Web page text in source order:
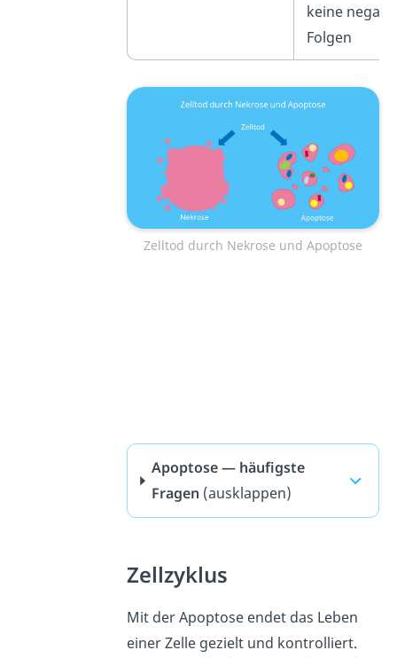
keine
Folgen
Zelltod durch Nekrose und Apoptose
Apoptose — häufigste
Fragen (ausklappen)
Zellzyklus
Mit der Apoptose endet das Leben
einer Zelle gezielt und kontrolliert.